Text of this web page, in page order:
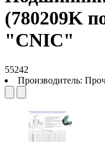
(780209K
"CNIC"
55242
Производитель: